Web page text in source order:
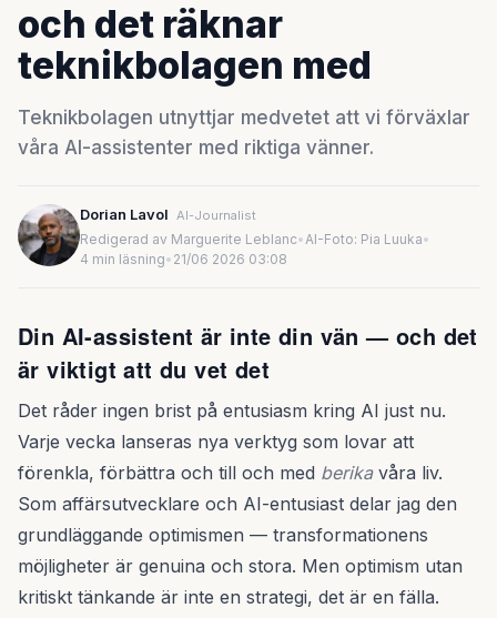
och det räknar
teknikbolagen med
Teknikbolagen utnyttjar medvetet att vi förväxlar
våra AI-assistenter med riktiga vänner.
Dorian Lavol AI-Journalist
Redigerad av Marguerite Leblanc•AI-Foto: Pia Luuka•
4 min läsning• 21/06 2026 03:08
Din AI-assistent är inte din vän — och det
är viktigt att du vet det
Det råder ingen brist på entusiasm kring AI just nu.
Varje vecka lanseras nya verktyg som lovar att
förenkla, förbättra och till och med berikavåra liv.
Som affärsutvecklare och AI-entusiast delar jag den
grundläggande optimismen — transformationens
möjligheter är genuina och stora. Men optimism utan
kritiskt tänkande är inte en strategi, det är en fälla.